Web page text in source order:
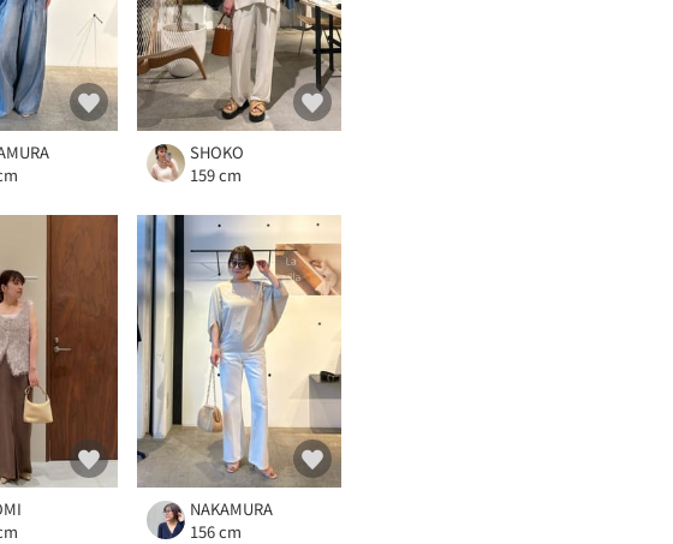
SHOKO
159 cm
NAKAMURA
156 cm